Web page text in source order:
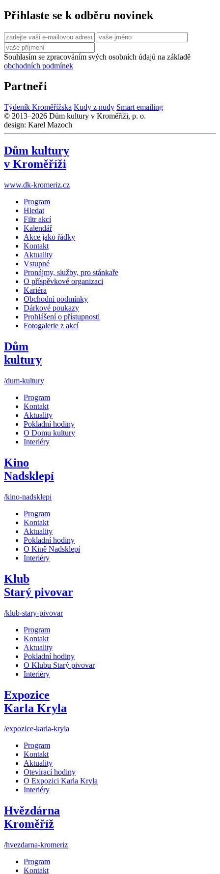
Přihlaste se k odběru novinek
Souhlasím se zpracováním svých osobních údajů na základě
obchodních podmínek
Partneři
Týdeník Kroměřížska Kudy z nudy Smart emailing
© 2013–2026 Dům kultury v Kroměříži, p. o.
design: Karel Mazoch
Dům kultury
v Kroměříži
www.dk-kromeriz.cz
Program
Hledat
Filtr akcí
Kalendář
Akce jako řádky
Kontakt
Aktuality
Vstupné
Pronájmy, služby, pro stánkaře
O příspěvkové organizaci
Kariéra
Obchodní podmínky
Dárkové poukazy
Prohlášení o přístupnosti
Fotogalerie z akcí
Dům
kultury
/dum-kultury
Program
Kontakt
Aktuality
Pokladní hodiny
O Domu kultury
Interiéry
Kino
Nadsklepí
/kino-nadsklepi
Program
Kontakt
Aktuality
Pokladní hodiny
O Kině Nadsklepí
Interiéry
Klub
Starý pivovar
/klub-stary-pivovar
Program
Kontakt
Aktuality
Pokladní hodiny
O Klubu Starý pivovar
Interiéry
Expozice
Karla Kryla
/expozice-karla-kryla
Program
Kontakt
Aktuality
Otevírací hodiny
O Expozici Karla Kryla
Interiéry
Hvězdárna
Kroměříž
/hvezdarna-kromeriz
Program
Kontakt